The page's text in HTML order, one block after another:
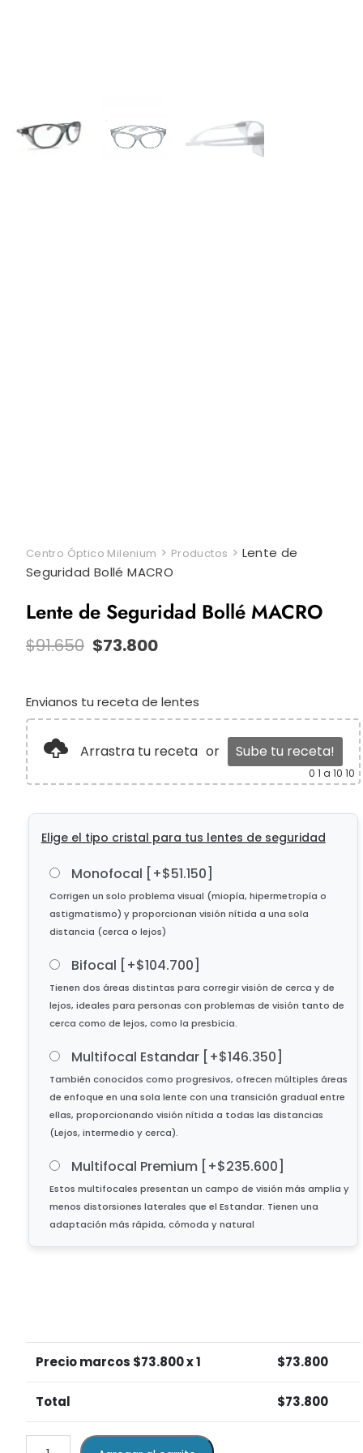
Centro Óptico Milenium > Productos > Lente de
Seguridad Bollé MACRO
Lente de Seguridad Bollé MACRO
$91.650 El
$91.650.
$73.800
es:
$73.800.
Envianos tu receta de lentes
Arrastra tu receta or Sube tu receta!
0 1 a 10 10
Elige el tipo cristal para tus lentes de seguridad
Monofocal [+$51.150]
Bifocal [+$104.700]
Multifocal Estandar [+$146.350]
Multifocal Premium [+$235.600]
Precio marcos $73.800x 1 $73.800
Total $73.800